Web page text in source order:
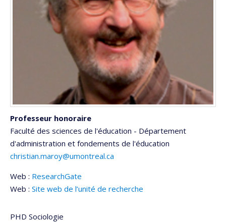
Professeur honoraire
Faculté des sciences de l'éducation - Département
d'administration et fondements de l'éducation
christian.maroy@umontreal.ca
Web : ResearchGate
Web : Site web de l’unité de recherche
PHD Sociologie